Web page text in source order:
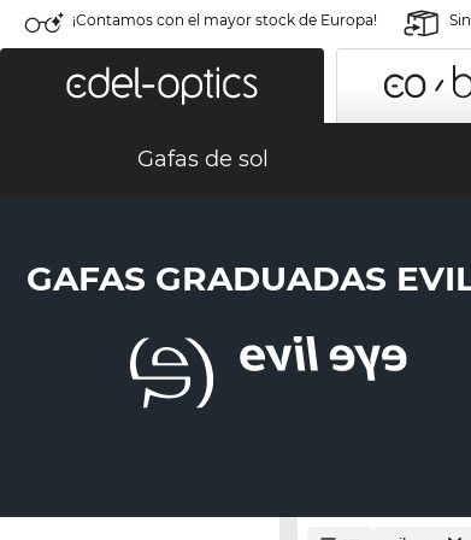
¡Contamos con el mayor stock de Europa!
Gafas de sol
GAFAS GRADUADAS